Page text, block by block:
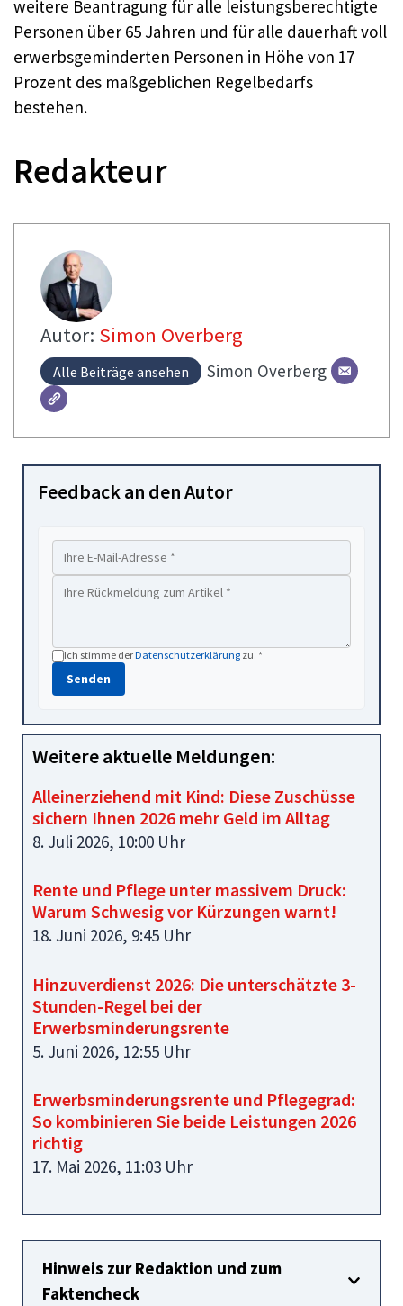
weitere Beantragung für alle leistungsberechtigte
Personen über 65 Jahren und für alle dauerhaft voll
erwerbsgeminderten Personen in Höhe von 17
Prozent des maßgeblichen Regelbedarfs
bestehen.
Redakteur
Autor: Simon Overberg
Alle Beiträge ansehen Simon Overberg
Feedback an den Autor
Ich stimme derDatenschutzerklärung zu. *
Senden
Weitere aktuelle Meldungen:
Alleinerziehend mit Kind: Diese Zuschüsse
sichern Ihnen 2026 mehr Geld im Alltag
8. Juli 2026, 10:00 Uhr
Rente und Pflege unter massivem Druck:
Warum Schwesig vor Kürzungen warnt!
18. Juni 2026, 9:45 Uhr
Hinzuverdienst 2026: Die unterschätzte 3-
Stunden-Regel bei der
Erwerbsminderungsrente
5. Juni 2026, 12:55 Uhr
Erwerbsminderungsrente und Pflegegrad:
So kombinieren Sie beide Leistungen 2026
richtig
17. Mai 2026, 11:03 Uhr
Hinweis zur Redaktion und zum
Faktencheck